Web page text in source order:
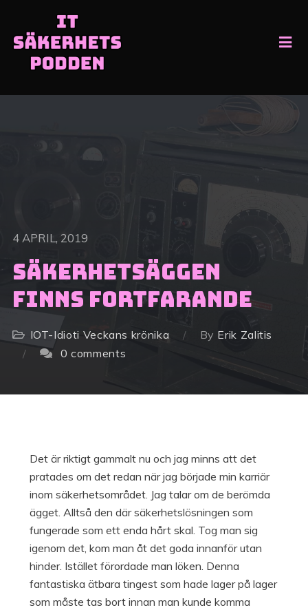
4 APRIL, 2019
Säkerhetsäggen
finns fortfarande
IOT-Idioti Veckans krönika By Erik Zalitis
0 comments
Det är riktigt gammalt nu och jag minns att det
pratades om det redan när jag började min karriär
inom säkerhetsområdet. Jag talar om de berömda
ägget. Alltså den där säkerhetslösningen som
fungerade som ett enda hårt skal. Tog man sig
igenom det, kom man åt det goda innanför utan
hinder. Istället förordade man löken. Denna
fantastiska ätbara tingest som hade lager på lager
som måste tas bort innan man kunde komma